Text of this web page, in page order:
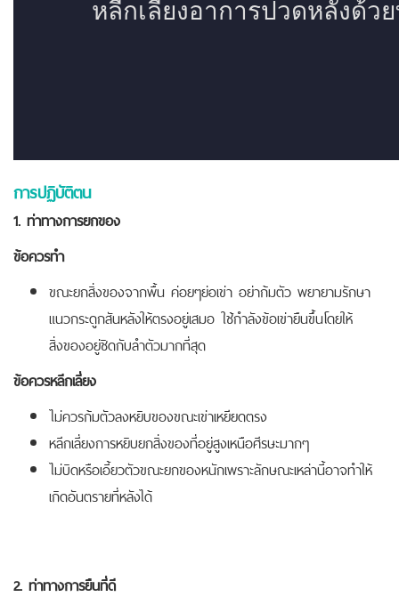
การปฏิบัติตน
1. ท่าทางการยกของ
ข้อควรทำ
ขณะยกสิ่งของจากพื้น ค่อยๆย่อเข่า อย่าก้มตัว พยายามรักษา
แนวกระดูกสันหลังให้ตรงอยู่เสมอ ใช้กำลังข้อเข่ายืนขึ้นโดยให้
สิ่งของอยู่ชิดกับลำตัวมากที่สุด
ข้อควรหลีกเลี่ยง
ไม่ควรก้มตัวลงหยิบของขณะเข่าเหยียดตรง
หลีกเลี่ยงการหยิบยกสิ่งของที่อยู่สูงเหนือศีรษะมากๆ
ไม่บิดหรือเอี้ยวตัวขณะยกของหนักเพราะลักษณะเหล่านี้อาจทำให้
เกิดอันตรายที่หลังได้
2. ท่าทางการยืนที่ดี